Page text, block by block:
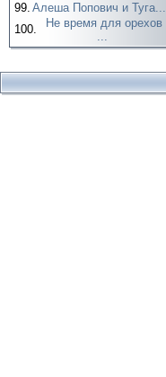
99. Алеша Попович и Туга...
100.
Не время для орехов
...